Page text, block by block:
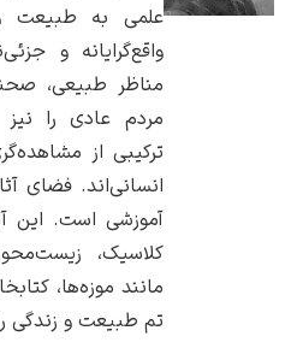
یوهانس فرمیر
پرفروش‌ترین
علمی به طبیعت و زندگی
واقع‌گرایانه و جزئی‌نگر
مناظر طبیعی، صحنه‌هایی
مردم عادی را نیز به
ترکیبی از مشاهده‌گری
انسانی‌اند. فضای آثار
آموزشی است. این آثار برای
کلاسیک، زیست‌محور یا
مانند موزه‌ها، کتابخانه‌های
تم طبیعت و زندگی روستایی.